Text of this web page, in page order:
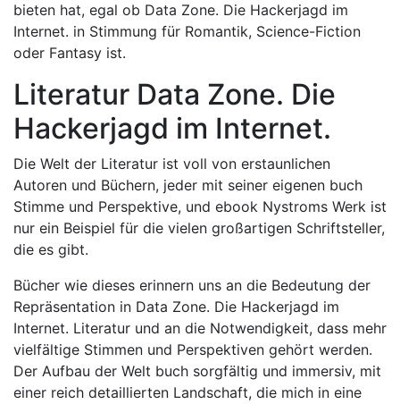
bieten hat, egal ob Data Zone. Die Hackerjagd im
Internet. in Stimmung für Romantik, Science-Fiction
oder Fantasy ist.
Literatur Data Zone. Die
Hackerjagd im Internet.
Die Welt der Literatur ist voll von erstaunlichen
Autoren und Büchern, jeder mit seiner eigenen buch
Stimme und Perspektive, und ebook Nystroms Werk ist
nur ein Beispiel für die vielen großartigen Schriftsteller,
die es gibt.
Bücher wie dieses erinnern uns an die Bedeutung der
Repräsentation in Data Zone. Die Hackerjagd im
Internet. Literatur und an die Notwendigkeit, dass mehr
vielfältige Stimmen und Perspektiven gehört werden.
Der Aufbau der Welt buch sorgfältig und immersiv, mit
einer reich detaillierten Landschaft, die mich in eine